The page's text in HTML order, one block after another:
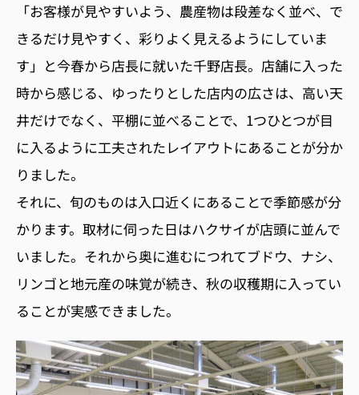
「お客様が見やすいよう、農産物は段差なく並べ、で
きるだけ見やすく、彩りよく見えるようにしていま
す」と今春から店長に就いた千野店長。店舗に入った
時から感じる、ゆったりとした店内の広さは、高い天
井だけでなく、平棚に並べることで、1つひとつが目
に入るように工夫されたレイアウトにあることが分か
りました。
それに、旬のものは入口近くにあることで季節感が分
かります。取材に伺った日はハクサイが店頭に並んで
いました。それから奥に進むにつれてブドウ、ナシ、
リンゴと地元産の味覚が続き、秋の収穫期に入ってい
ることが実感できました。